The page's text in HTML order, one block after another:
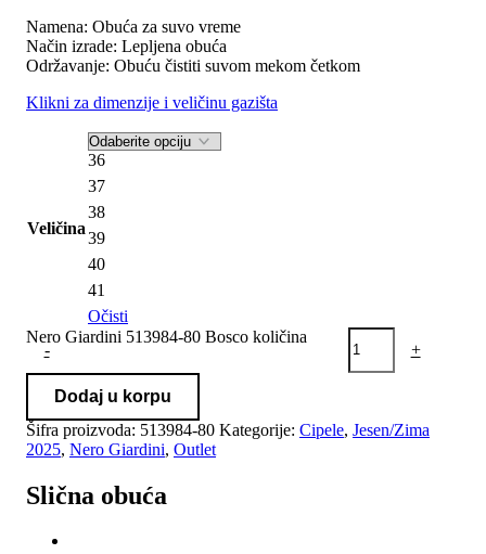
Namena: Obuća za suvo vreme
Način izrade: Lepljena obuća
Održavanje: Obuću čistiti suvom mekom četkom
Klikni za dimenzije i veličinu gazišta
Veličina
36
37
38
39
40
41
Očisti
-
Nero Giardini 513984-80 Bosco količina
+
Dodaj u korpu
Šifra proizvoda: 513984-80 Kategorije: Cipele, Jesen/Zima
2025, Nero Giardini, Outlet
Slična obuća